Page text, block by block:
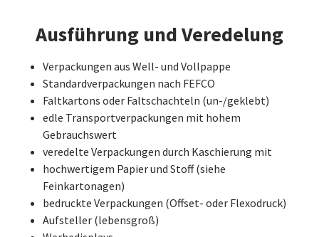
Ausführung und Veredelung
Verpackungen aus Well- und Vollpappe
Standardverpackungen nach FEFCO
Faltkartons oder Faltschachteln (un-/geklebt)
edle Transportverpackungen mit hohem
Gebrauchswert
veredelte Verpackungen durch Kaschierung mit
hochwertigem Papier und Stoff (siehe
Feinkartonagen)
bedruckte Verpackungen (Offset- oder Flexodruck)
Aufsteller (lebensgroß)